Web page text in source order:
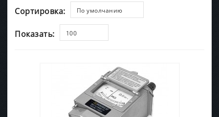
Сортировка: По умолчанию
Показать: 100